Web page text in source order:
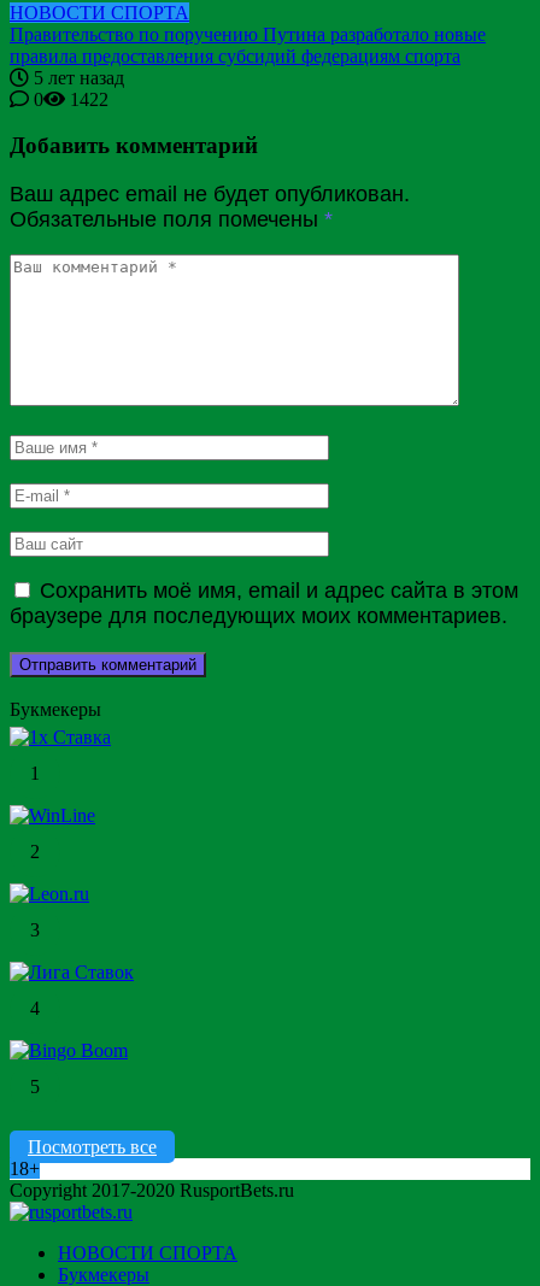
НОВОСТИ СПОРТА
Правительство по поручению Путина разработало новые
правила предоставления субсидий федерациям спорта
5 лет назад
0
1422
Добавить комментарий
Ваш адрес email не будет опубликован.
Обязательные поля помечены *
Сохранить моё имя, email и адрес сайта в этом
браузере для последующих моих комментариев.
Букмекеры
1
2
3
4
5
Посмотреть все
18+
Copyright 2017-2020 RusportBets.ru
НОВОСТИ СПОРТА
Букмекеры